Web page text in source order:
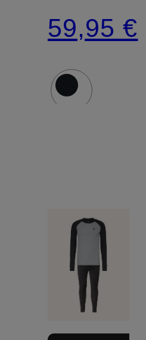
ACTIVE
WARM
ECO
59,95 €